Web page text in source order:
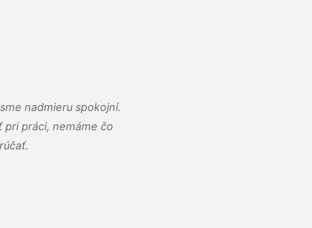
nadmieru spokojní.
práci, nemáme čo